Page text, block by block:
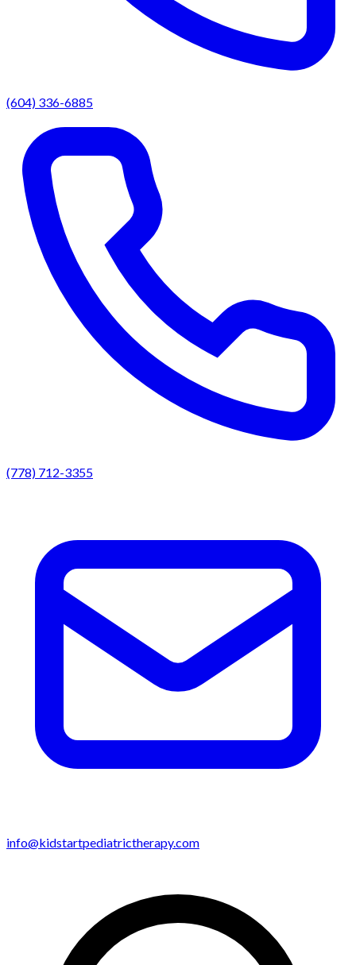
(604) 336-6885
(778) 712-3355
info@kidstartpediatrictherapy.com